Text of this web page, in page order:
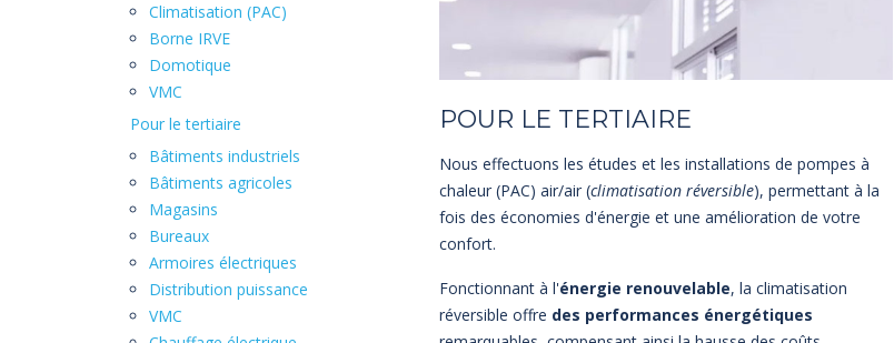
Climatisation (PAC)
Borne IRVE
Domotique
VMC
Pour le tertiaire
Bâtiments industriels
Bâtiments agricoles
Magasins
Bureaux
Armoires électriques
Distribution puissance
VMC
POUR LE TERTIAIRE
Nous effectuons les études et les installations de pompes à
chaleur (PAC) air/air (climatisation réversible), permettant à la
fois des économies d'énergie et une amélioration de votre
confort.
Fonctionnant à l'énergie renouvelable, la climatisation
réversible offre des performances énergétiques